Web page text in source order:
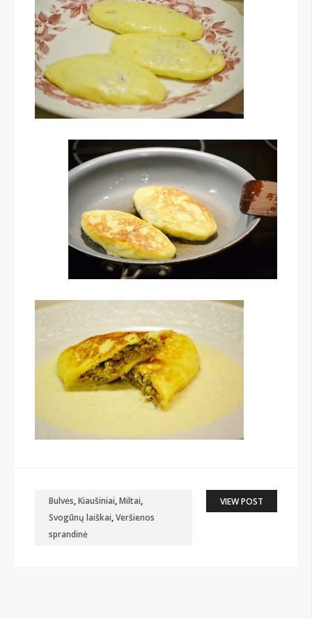
Bulvės,Kiaušiniai,Miltai,
Svogūnų laiškai,Veršienos
sprandinė
VIEW POST